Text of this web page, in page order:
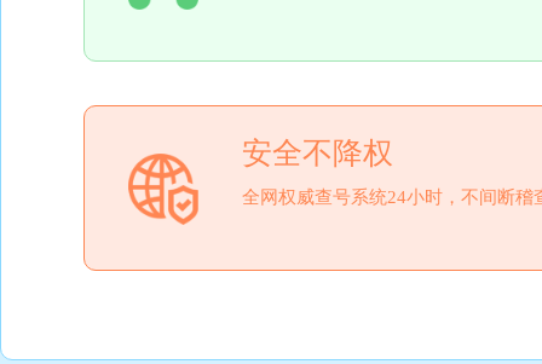
安全不降权
全网权威查号系统24小时，不间断